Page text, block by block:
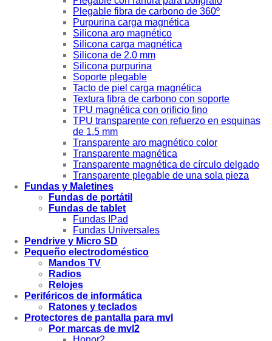
Plegable fibra de carbono de 360º
Purpurina carga magnética
Silicona aro magnético
Silicona carga magnética
Silicona de 2.0 mm
Silicona purpurina
Soporte plegable
Tacto de piel carga magnética
Textura fibra de carbono con soporte
TPU magnética con orificio fino
TPU transparente con refuerzo en esquinas
de 1.5 mm
Transparente aro magnético color
Transparente magnética
Transparente magnética de círculo delgado
Transparente plegable de una sola pieza
Fundas y Maletines
Fundas de portátil
Fundas de tablet
Fundas IPad
Fundas Universales
Pendrive y Micro SD
Pequeño electrodoméstico
Mandos TV
Radios
Relojes
Periféricos de informática
Ratones y teclados
Protectores de pantalla para mvl
Por marcas de mvl2